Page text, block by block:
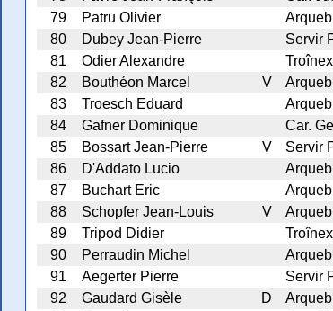
79
Patru Olivier
80
Dubey Jean-Pierre Servir
81
Odier Alexandre Troînex
82
Bouthéon Marcel V
83
Troesch Eduard
84
Gafner Dominique Car.
85
Bossart Jean-Pierre V Servir
86
D'Addato Lucio
87
Buchart Eric
88
Schopfer Jean-Louis V
89
Tripod Didier Troînex
90
Perraudin Michel
91
Aegerter Pierre Servir
92
Gaudard Gisèle D